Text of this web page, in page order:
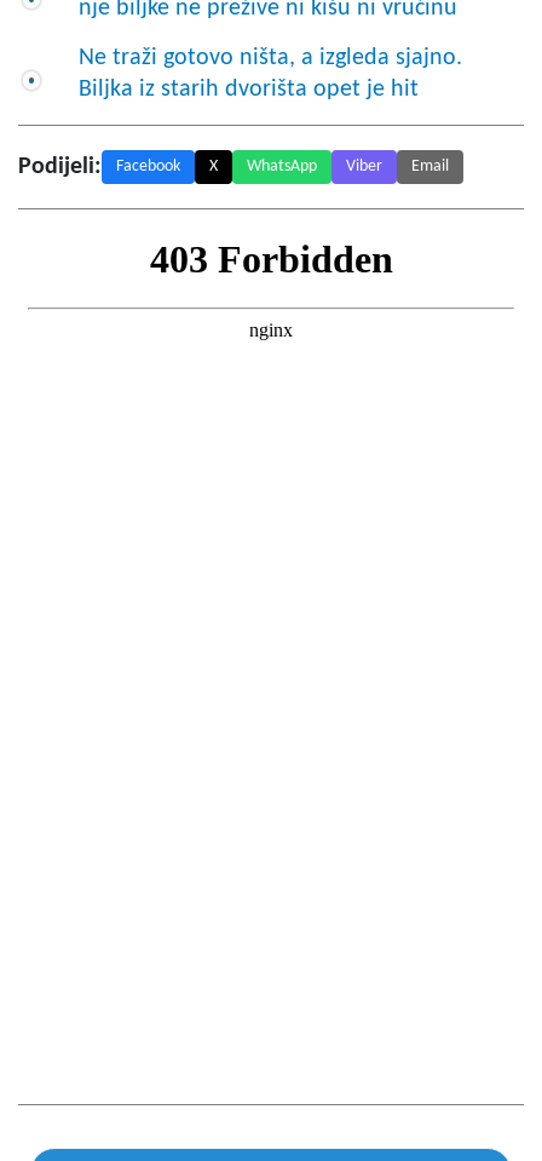
nje biljke ne prežive ni kišu ni vrućinu
Ne traži gotovo ništa, a izgleda sjajno.
Biljka iz starih dvorišta opet je hit
Podijeli: Facebook X WhatsApp Viber Email